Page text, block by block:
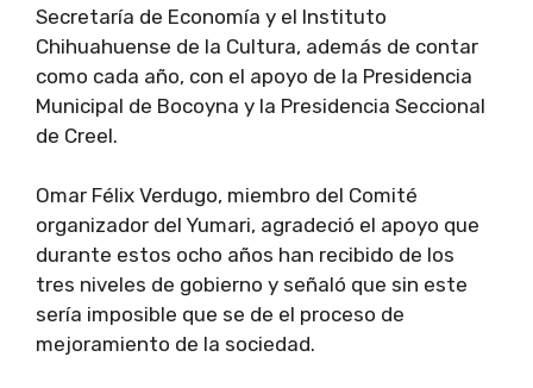
Secretaría de Economía y el Instituto
Chihuahuense de la Cultura, además de contar
como cada año, con el apoyo de la Presidencia
Municipal de Bocoyna y la Presidencia Seccional
de Creel.
Omar Félix Verdugo, miembro del Comité
organizador del Yumari, agradeció el apoyo que
durante estos ocho años han recibido de los
tres niveles de gobierno y señaló que sin este
sería imposible que se de el proceso de
mejoramiento de la sociedad.